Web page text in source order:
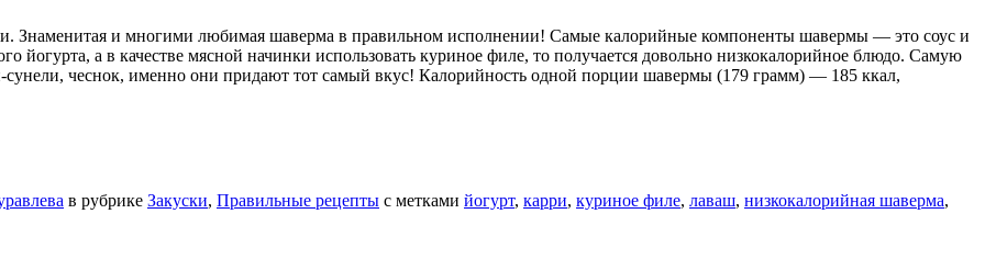
Знаменитая и многими любимая шаверма в правильном исполнении! Самые калорийные компоненты шавермы — это соус и
йогурта, а в качестве мясной начинки использовать куриное филе, то получается довольно низкокалорийное блюдо. Самую
чеснок, именно они придают тот самый вкус! Калорийность одной порции шавермы (179 грамм) — 185 ккал,
в рубрике Закуски, Правильные рецепты с метками йогурт, карри, куриное филе, лаваш, низкокалорийная шаверма,